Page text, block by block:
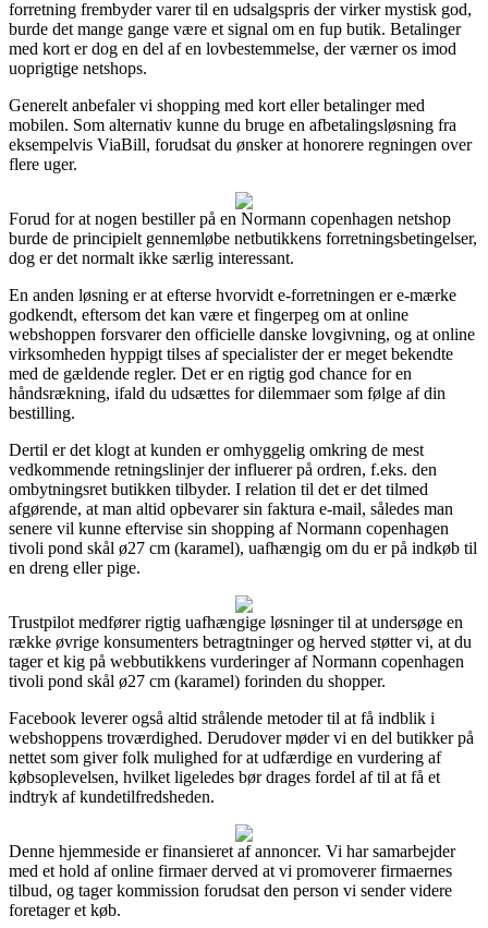
forretning frembyder varer til en udsalgspris der virker mystisk god,
burde det mange gange være et signal om en fup butik. Betalinger
med kort er dog en del af en lovbestemmelse, der værner os imod
uoprigtige netshops.
Generelt anbefaler vi shopping med kort eller betalinger med
mobilen. Som alternativ kunne du bruge en afbetalingsløsning fra
eksempelvis ViaBill, forudsat du ønsker at honorere regningen over
flere uger.
Forud for at nogen bestiller på en Normann copenhagen netshop
burde de principielt gennemløbe netbutikkens forretningsbetingelser,
dog er det normalt ikke særlig interessant.
En anden løsning er at efterse hvorvidt e-forretningen er e-mærke
godkendt, eftersom det kan være et fingerpeg om at online
webshoppen forsvarer den officielle danske lovgivning, og at online
virksomheden hyppigt tilses af specialister der er meget bekendte
med de gældende regler. Det er en rigtig god chance for en
håndsrækning, ifald du udsættes for dilemmaer som følge af din
bestilling.
Dertil er det klogt at kunden er omhyggelig omkring de mest
vedkommende retningslinjer der influerer på ordren, f.eks. den
ombytningsret butikken tilbyder. I relation til det er det tilmed
afgørende, at man altid opbevarer sin faktura e-mail, således man
senere vil kunne eftervise sin shopping af Normann copenhagen
tivoli pond skål ø27 cm (karamel), uafhængig om du er på indkøb til
en dreng eller pige.
Trustpilot medfører rigtig uafhængige løsninger til at undersøge en
række øvrige konsumenters betragtninger og herved støtter vi, at du
tager et kig på webbutikkens vurderinger af Normann copenhagen
tivoli pond skål ø27 cm (karamel) forinden du shopper.
Facebook leverer også altid strålende metoder til at få indblik i
webshoppens troværdighed. Derudover møder vi en del butikker på
nettet som giver folk mulighed for at udfærdige en vurdering af
købsoplevelsen, hvilket ligeledes bør drages fordel af til at få et
indtryk af kundetilfredsheden.
Denne hjemmeside er finansieret af annoncer. Vi har samarbejder
med et hold af online firmaer derved at vi promoverer firmaernes
tilbud, og tager kommission forudsat den person vi sender videre
foretager et køb.